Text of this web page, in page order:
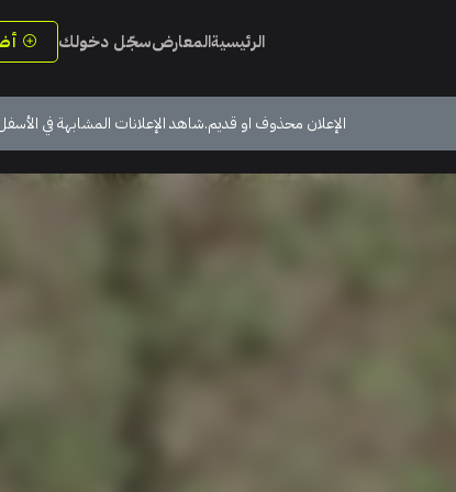
الرئيسيةالمعارضسجّل دخولك
الإعلان محذوف او قديم.شاهد الإعلانات المشابهة في